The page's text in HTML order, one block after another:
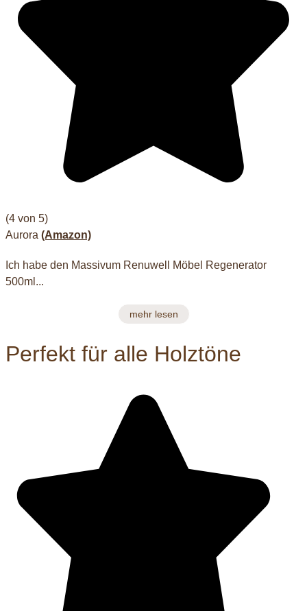
(4 von 5)
Aurora (Amazon)
Ich habe den Massivum Renuwell Möbel Regenerator
500ml...
mehr lesen
Perfekt für alle Holztöne